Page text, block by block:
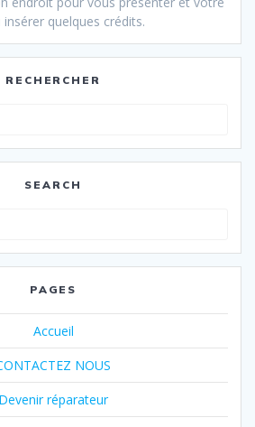
insérer quelques crédits.
RECHERCHER
:
SEARCH
:
PAGES
Accueil
NOUS
Devenir réparateur